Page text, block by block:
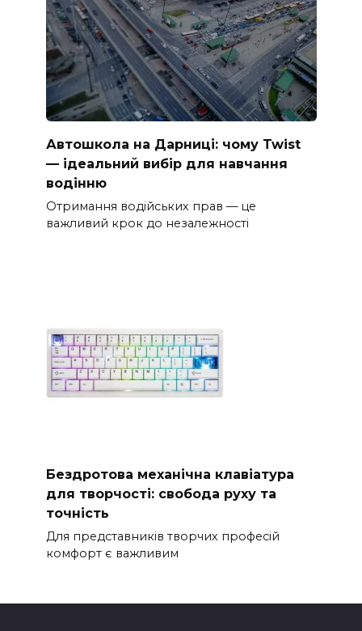
Автошкола на Дарниці: чому Twist
— ідеальний вибір для навчання
водінню
Отримання водійських прав — це
важливий крок до незалежності
Бездротова механічна клавіатура
для творчості: свобода руху та
точність
Для представників творчих професій
комфорт є важливим